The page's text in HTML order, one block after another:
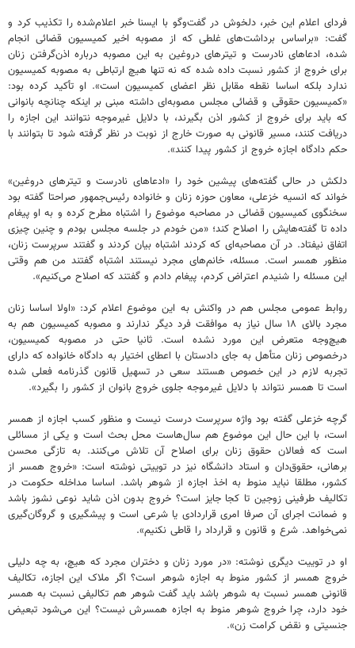
فردای اعلام این خبر، دلخوش در گفت‌وگو با ایسنا خبر اعلام‌شده را تکذیب کرد و
گفت: «براساس برداشت‌های غلطی که از مصوبه اخیر کمیسیون قضائی انجام
شده، ادعاهای نادرست و تیترهای دروغین به این مصوبه درباره اذن‌گرفتن زنان
برای خروج از کشور نسبت داده شده که نه تنها هیچ ارتباطی به مصوبه کمیسیون
ندارد بلکه اساسا نقطه مقابل نظر اعضای کمیسیون است». او تأکید کرده بود:
«کمیسیون حقوقی و قضائی مجلس مصوبه‌ای داشته مبنی بر اینکه چنانچه بانوانی
که باید برای خروج از کشور اذن بگیرند، با دلایل غیرموجه نتوانند این اجازه را
دریافت کنند، مسیر قانونی به صورت خارج از نوبت در نظر گرفته شود تا بتوانند با
حکم دادگاه اجازه خروج از کشور پیدا کنند».
دلکش در حالی گفته‌های پیشین خود را «ادعاهای نادرست و تیترهای دروغین»
خواند که انسیه خزعلی، معاون حوزه زنان و خانواده رئیس‌جمهور صراحتا گفته بود
سخنگوی کمیسیون قضائی در مصاحبه موضوع را اشتباه مطرح کرده و به او پیغام
داده تا گفته‌هایش را اصلاح کند؛ «من خودم در جلسه مجلس بودم و چنین چیزی
اتفاق نیفتاد. در آن مصاحبه‌ای که کردند اشتباه بیان کردند و گفتند سرپرست زنان،
منظور همسر است. مسئله، خانم‌های مجرد نیستند اشتباه گفتند من هم وقتی
این مسئله را شنیدم اعتراض کردم، پیغام دادم و گفتند که اصلاح می‌کنیم».
روابط عمومی مجلس هم در واکنش به این موضوع اعلام کرد: «اولا اساسا زنان
مجرد بالای ۱۸ سال نیاز به موافقت فرد دیگر ندارند و مصوبه کمیسیون هم به
هیچ‌وجه متعرض این مورد نشده است. ثانیا حتی در مصوبه کمیسیون،
درخصوص زنان متأهل به جای دادستان با اعطای اختیار به دادگاه خانواده که دارای
تجربه لازم در این خصوص هستند سعی در تسهیل قانون گذرنامه فعلی شده
است تا همسر نتواند با دلایل غیرموجه جلوی خروج بانوان از کشور را بگیرد».
گرچه خزعلی گفته بود واژه سرپرست درست نیست و منظور کسب اجازه از همسر
است، با این حال این موضوع هم سال‌هاست محل بحث است و یکی از مسائلی
است که فعالان حقوق زنان برای اصلاح آن تلاش می‌کنند. به تازگی محسن
برهانی، حقوق‌دان و استاد دانشگاه نیز در توییتی نوشته است: «خروج همسر از
کشور، مطلقا نباید منوط به اخذ اجازه از شوهر باشد. اساسا مداخله حکومت در
تکالیف طرفینی زوجین تا کجا جایز است؟ خروج بدون اذن شاید نوعی نشوز باشد
و ضمانت‌ اجرای آن صرفا امری قراردادی یا شرعی است و پیشگیری و گروگان‌گیری
نمی‌خواهد. شرع و قانون و قرارداد را قاطی نکنیم».
او در توییت دیگری نوشته: «در مورد زنان و دختران مجرد که هیچ، به چه دلیلی
خروج همسر از کشور منوط به اجازه شوهر است؟ اگر ملاک این اجازه، تکالیف
قانونی همسر نسبت به شوهر باشد باید گفت شوهر هم تکالیفی نسبت به همسر
خود دارد، چرا خروج شوهر منوط به اجازه همسرش نیست؟ این می‌شود تبعیض
جنسیتی و نقض کرامت زن».